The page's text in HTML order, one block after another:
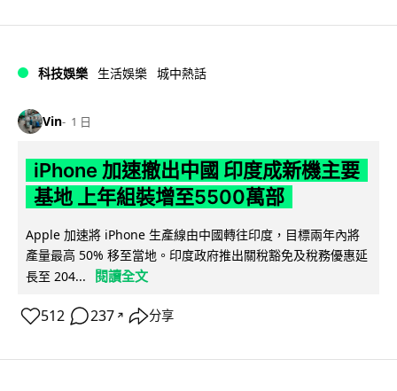
科技娛樂 生活娛樂 城中熱話
Vin 1 日
iPhone 加速撤出中國 印度成新機主要
基地 上年組裝增至5500萬部
Apple 加速將 iPhone 生產線由中國轉往印度，目標兩年內將
產量最高 50% 移至當地。印度政府推出關稅豁免及稅務優惠延
長至 204...
閱讀全文
512 237 ↗ 分享